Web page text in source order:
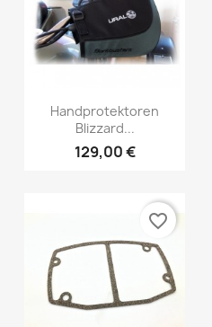
Handprotektoren
Blizzard...
129,00 €
favorite_border